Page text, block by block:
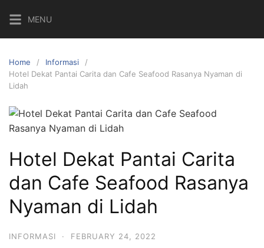
content
MENU
Home
Informasi
Hotel Dekat Pantai Carita dan Cafe Seafood Rasanya Nyaman di
Lidah
Hotel Dekat Pantai Carita
dan Cafe Seafood Rasanya
Nyaman di Lidah
INFORMASI · FEBRUARY 24, 2022